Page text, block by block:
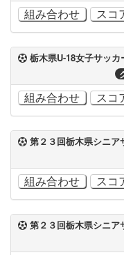
組み合わせ スコ
栃木県U-18女子サッカ
組み合わせ スコ
第２３回栃木県シニア
組み合わせ スコ
第２３回栃木県シニア